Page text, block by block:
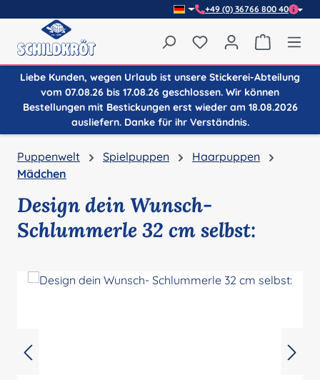
+49 (0) 36766 800 40
Du hast 0 Produkte
Liebe Kunden, wegen Urlaub ist unsere Stickerei-Abteilung
vom 07.08.26 bis 17.08.26 geschlossen. Wir können
Bestellungen mit Bestickungen erst wieder am 18.08.2026
ausliefern. Danke für ihr Verständnis.
Puppenwelt Spielpuppen
Haarpuppen
Mädchen
Design dein Wunsch-
Schlummerle 32 cm selbst: